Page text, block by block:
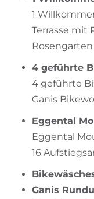
1
Terrasse mit
4 geführte
4 geführte
Ganis
Eggental
Eggental
16
Ganis